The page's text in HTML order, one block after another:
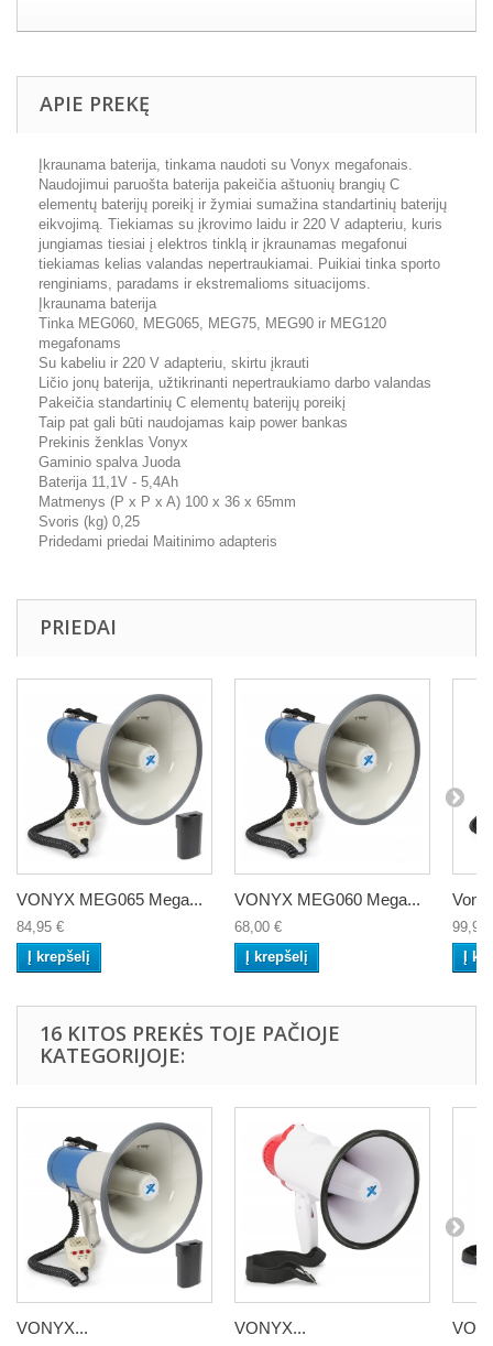
APIE PREKĘ
Įkraunama baterija, tinkama naudoti su Vonyx megafonais.
Naudojimui paruošta baterija pakeičia aštuonių brangių C
elementų baterijų poreikį ir žymiai sumažina standartinių baterijų
eikvojimą. Tiekiamas su įkrovimo laidu ir 220 V adapteriu, kuris
jungiamas tiesiai į elektros tinklą ir įkraunamas megafonui
tiekiamas kelias valandas nepertraukiamai. Puikiai tinka sporto
renginiams, paradams ir ekstremalioms situacijoms.
Įkraunama baterija
Tinka MEG060, MEG065, MEG75, MEG90 ir MEG120
megafonams
Su kabeliu ir 220 V adapteriu, skirtu įkrauti
Ličio jonų baterija, užtikrinanti nepertraukiamo darbo valandas
Pakeičia standartinių C elementų baterijų poreikį
Taip pat gali būti naudojamas kaip power bankas
Prekinis ženklas Vonyx
Gaminio spalva Juoda
Baterija 11,1V - 5,4Ah
Matmenys (P x P x A) 100 x 36 x 65mm
Svoris (kg) 0,25
Pridedami priedai Maitinimo adapteris
PRIEDAI
VONYX MEG065 Mega...
84,95 €
Į krepšelį
VONYX MEG060 Mega...
68,00 €
Į krepšelį
99,95
Į
16 KITOS PREKĖS TOJE PAČIOJE
KATEGORIJOJE:
VONYX... VONYX...